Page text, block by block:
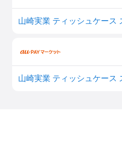
山崎実業 ティッシュケース
山崎実業 ティッシュケース